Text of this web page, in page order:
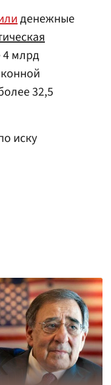
денежные
4 млрд
32,5
иску